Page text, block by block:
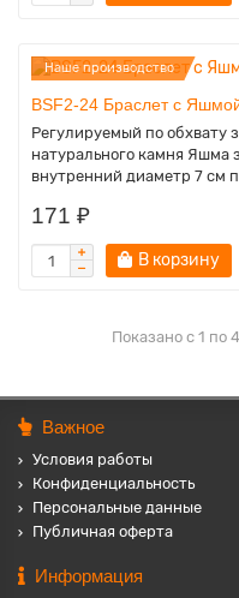
Наше производство
BSF2-24 Браслет с
Регулируемый по обхвату
натурального камня Яшма
внутренний диаметр 7 см
171 ₽
В корзину
Показано с 1 по
Важное
Условия работы
Конфиденциальность
Персональные данные
Публичная оферта
Информация